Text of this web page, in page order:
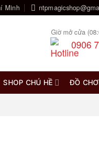
Minh
Giờ mở cửa
0906
SHOP CHÚ HỀ ĐỒ